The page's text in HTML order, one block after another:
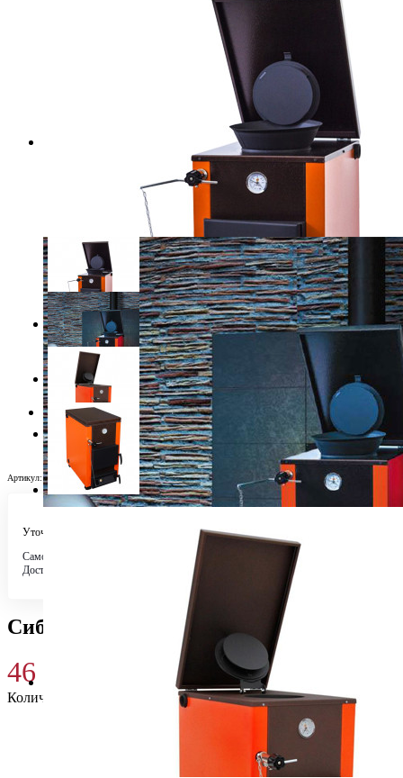
Артикул:6679
Уточняйте у менеджера
Самовывоз
Бесплатно в 4 магазинах
Доставка по городу
Сибирь-Гефест-15 (НМК)
46 690
Количество